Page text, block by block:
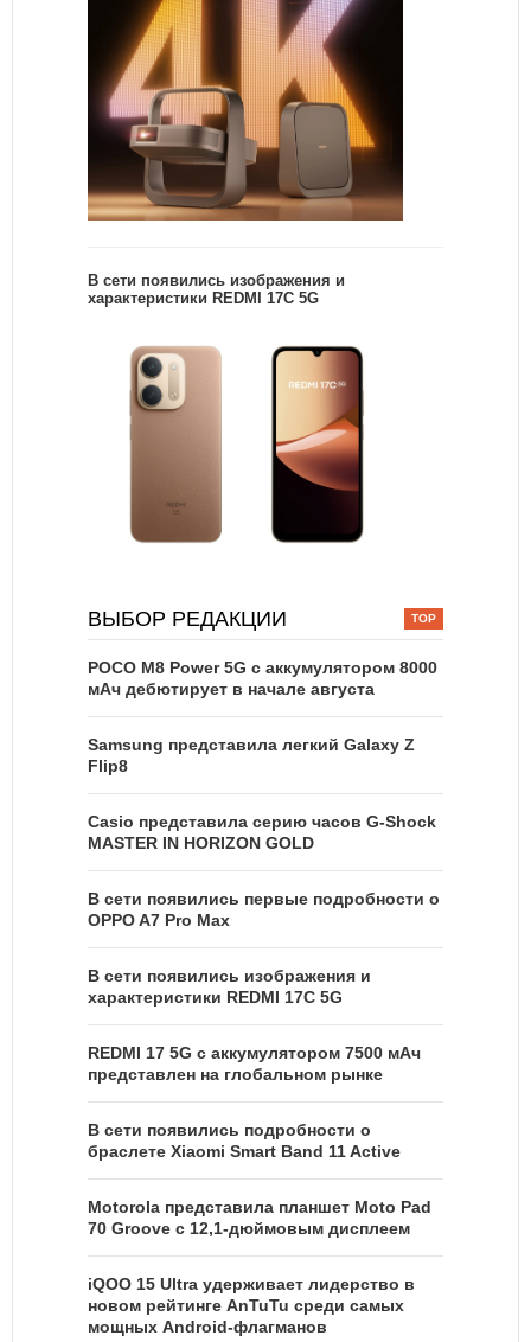
В сети появились изображения и
характеристики REDMI 17C 5G
ВЫБОР РЕДАКЦИИ
POCO M8 Power 5G с аккумулятором 8000
мАч дебютирует в начале августа
Samsung представила легкий Galaxy Z
Flip8
Casio представила серию часов G-Shock
MASTER IN HORIZON GOLD
В сети появились первые подробности о
OPPO A7 Pro Max
В сети появились изображения и
характеристики REDMI 17C 5G
REDMI 17 5G c аккумулятором 7500 мАч
представлен на глобальном рынке
В сети появились подробности о
браслете Xiaomi Smart Band 11 Active
Motorola представила планшет Moto Pad
70 Groove с 12,1-дюймовым дисплеем
iQOO 15 Ultra удерживает лидерство в
новом рейтинге AnTuTu среди самых
мощных Android-флагманов